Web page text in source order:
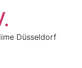
Düsseldorf